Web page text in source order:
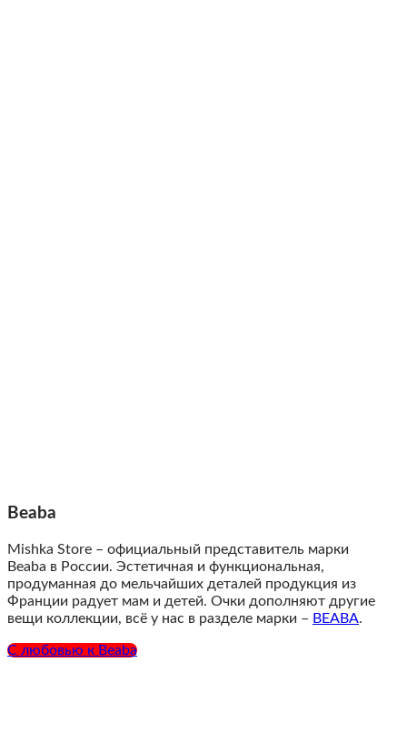
Beaba
Mishka Store – официальный представитель марки
Beaba в России. Эстетичная и функциональная,
продуманная до мельчайших деталей продукция из
Франции радует мам и детей. Очки дополняют другие
вещи коллекции, всё у нас в разделе марки – BEABA.
С любовью к Beaba